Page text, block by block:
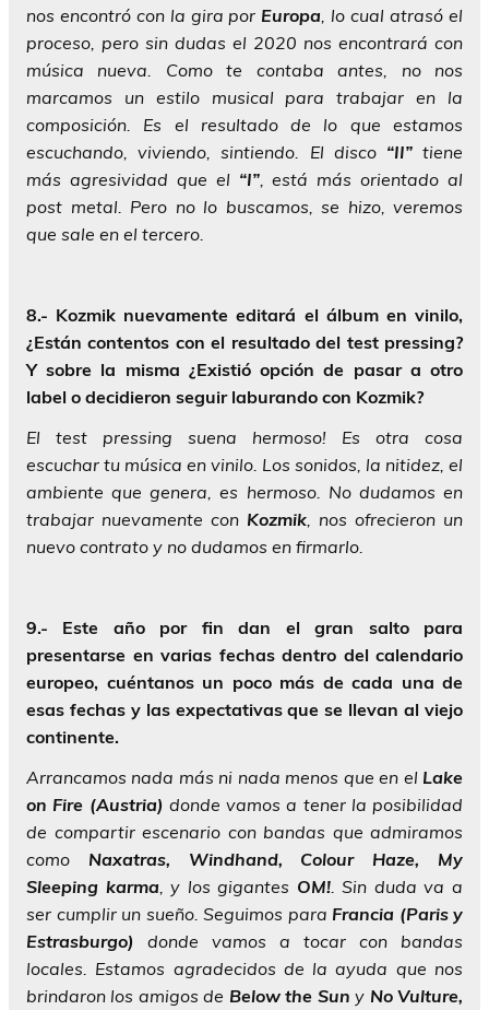
nos encontró con la gira por Europa , lo cual atrasó el
proceso, pero sin dudas el 2020 nos encontrará con
música nueva. Como te contaba antes, no nos
marcamos un estilo musical para trabajar en la
composición. Es el resultado de lo que estamos
escuchando, viviendo, sintiendo. El disco “II”tiene
más agresividad que el “I”, está más orientado al
post metal. Pero no lo buscamos, se hizo, veremos
que sale en el tercero.
8.- Kozmik nuevamente editará el álbum en vinilo,
¿Están contentos con el resultado del test pressing?
Y sobre la misma ¿Existió opción de pasar a otro
label o decidieron seguir laburando con Kozmik?
El test pressing suena hermoso! Es otra cosa
escuchar tu música en vinilo. Los sonidos, la nitidez, el
ambiente que genera, es hermoso. No dudamos en
trabajar nuevamente con Kozmik , nos ofrecieron un
nuevo contrato y no dudamos en firmarlo.
9.- Este año por fin dan el gran salto para
presentarse en varias fechas dentro del calendario
europeo, cuéntanos un poco más de cada una de
esas fechas y las expectativas que se llevan al viejo
continente.
Arrancamos nada más ni nada menos que en el Lake
on Fire (Austria) donde vamos a tener la posibilidad
de compartir escenario con bandas que admiramos
como Naxatras, Windhand, Colour Haze, My
Sleeping karma , y los gigantes OM!. Sin duda va a
ser cumplir un sueño. Seguimos para Francia (Paris y
Estrasburgo) donde vamos a tocar con bandas
locales. Estamos agradecidos de la ayuda que nos
brindaron los amigos de Below the Sun y No Vulture,